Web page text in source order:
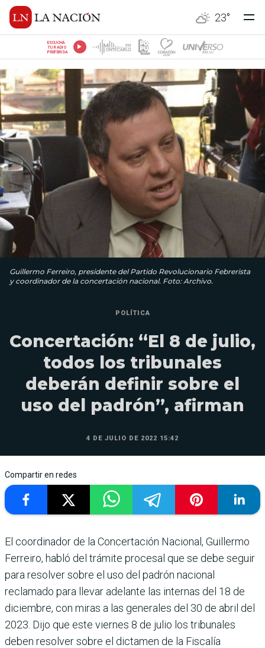
23°
ESCUCHÁ
TU RADIO
PREFERIDA
Guillermo Ferreiro, presidente del Partido Revolucionario Febrerista
y coordinador de la concertación nacional. Foto: Archivo.
POLÍTICA
Concertación: “El 8 de julio,
todos los tribunales
deberán definir sobre el
uso del padrón”, afirman
4 DE JULIO DE 2022 15:42
Compartir en redes
El coordinador de la Concertación Nacional, Guillermo
Ferreiro, habló del trámite procesal que se debe seguir
para resolver sobre el uso del padrón nacional
reclamado para llevar adelante las internas del 18 de
diciembre, con miras a las generales del 30 de abril del
2023. Dijo que este viernes 8 de julio los tribunales
deben resolver sobre el dictamen de la Fiscalía